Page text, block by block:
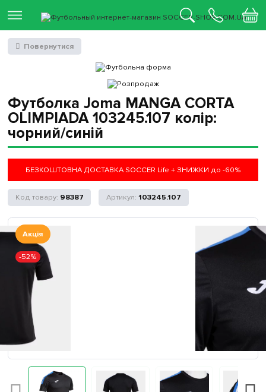
Футболка Joma MANGA CORTA
OLIMPIADA 103245.107 колір:
чорний/синій
БЕЗКОШТОВНА ДОСТАВКА SOCCER Life + ЗНИЖКИ до -60%
98387 103245.107
Акція
-52%
Повернутися